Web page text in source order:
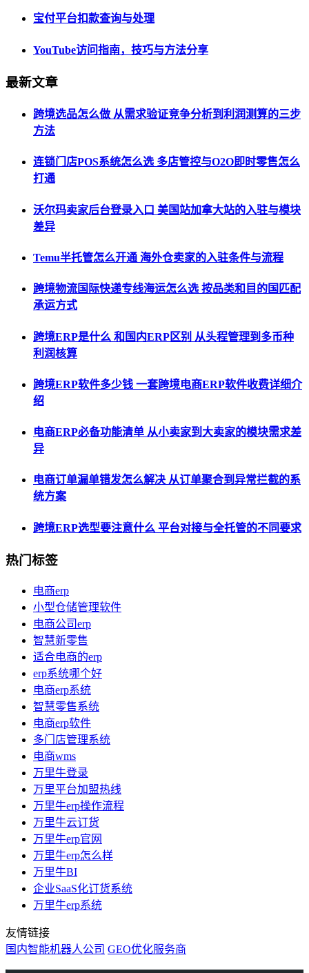
宝付平台扣款查询与处理
YouTube访问指南，技巧与方法分享
最新文章
跨境选品怎么做 从需求验证竞争分析到利润测算的三步
方法
连锁门店POS系统怎么选 多店管控与O2O即时零售怎么
打通
沃尔玛卖家后台登录入口 美国站加拿大站的入驻与模块
差异
Temu半托管怎么开通 海外仓卖家的入驻条件与流程
跨境物流国际快递专线海运怎么选 按品类和目的国匹配
承运方式
跨境ERP是什么 和国内ERP区别 从头程管理到多币种
利润核算
跨境ERP软件多少钱 一套跨境电商ERP软件收费详细介
绍
电商ERP必备功能清单 从小卖家到大卖家的模块需求差
异
电商订单漏单错发怎么解决 从订单聚合到异常拦截的系
统方案
跨境ERP选型要注意什么 平台对接与全托管的不同要求
热门标签
电商erp
小型仓储管理软件
电商公司erp
智慧新零售
适合电商的erp
erp系统哪个好
电商erp系统
智慧零售系统
电商erp软件
多门店管理系统
电商wms
万里牛登录
万里平台加盟热线
万里牛erp操作流程
万里牛云订货
万里牛erp官网
万里牛erp怎么样
万里牛BI
企业SaaS化订货系统
万里牛erp系统
友情链接
国内智能机器人公司 GEO优化服务商